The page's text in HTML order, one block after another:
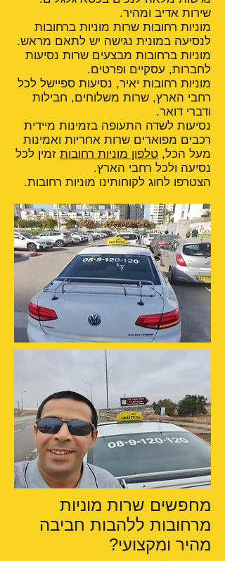
שירות אדיב ומהיר.
מוניות רחובות שרות מוניות ברחובות
לנסיעה במונית נגישה יש לתאם מראש.
מוניות ברחובות מבצעים שרות נסיעות
לחברות, עסקיים ופרטים.
מוניות רחובות יאיר, נסיעות ספיישל לכל
רחבי הארץ, שרות משלוחים, חבילות
ודברי דואר.
נסיעות לשדה התעופה בזמינות מיידית
רכבים מפוארים שרות אחריות ואמינות
מעל הכל, טלפון מוניות רחובות זמין לכל
נסיעה ולכל רחבי הארץ.
הצטרפו לחוג לקוחותינו מוניות רחובות.
מחפשים שרות מוניות
מרחובות ללהבות חביבה
מהיר ומקצועי?